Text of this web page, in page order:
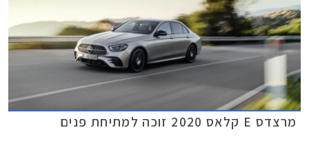
מרצדס E קלאס 2020 זוכה למתיחת פנים